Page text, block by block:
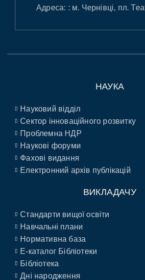
Адреса: : м. Чернівці, пл.
НАУКА
Науковий відділ
Сектор інноваційного розвитку
Проблемна НДР
Наукові форуми
Фахові видання
Електронний архів публікацій
ВИКЛАДАЧУ
Стандарти вищої освіти
Навчальні плани
Нормативна база
E-каталог Бібліотеки
Бібліотека
Дні народження